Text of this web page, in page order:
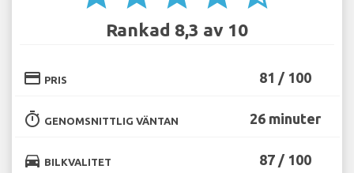
Rankad 8,3 av 10
credit_card PRIS 81 / 100
timer GENOMSNITTLIG VÄNTAN 26 minuter
directions_car BILKVALITET 87 / 100